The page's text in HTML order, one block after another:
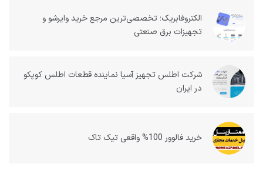
الکتروفابریک؛ تخصصی‌ترین مرجع خرید وایرشو و
تجهیزات برق صنعتی
شرکت اطلس تجهیز آسیا نماینده قطعات اطلس کوپکو
در ایران
خرید فالوور 100% واقعی تیک تاک